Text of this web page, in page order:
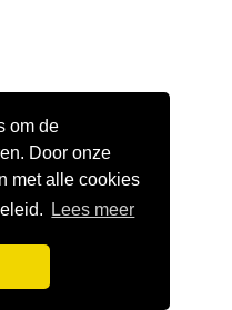
om de
Door onze
met alle cookies
Lees meer